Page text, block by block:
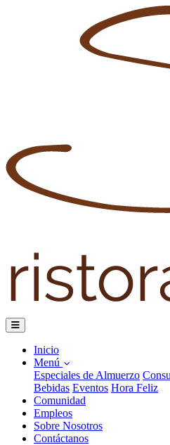
Inicio
Menú
Especiales de Almuerzo
Bebidas Eventos Hora Feliz
Comunidad
Empleos
Sobre Nosotros
Contáctanos